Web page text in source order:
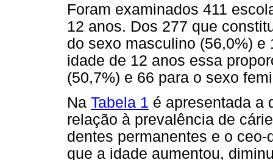
Foram examinados 411
12 anos. Dos 277 que
do sexo masculino (56,0%)
idade de 12 anos essa
(50,7%) e 66 para o sexo
Na Tabela 1 é apresentada a
relação à prevalência de
dentes permanentes e o
que a idade aumentou,